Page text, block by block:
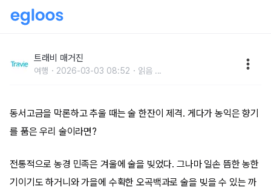
양조장 여행
트래비 매거진
여행 2026-03-03 08:52 읽음 ...
동서고금을 막론하고 추울 때는 술 한잔이 제격. 게다가 농익은 향기
를 품은 우리 술이라면?
전통적으로 농경 민족은 겨울에 술을 빚었다. 그나마 일손 뜸한 농한
기이기도 하거니와 가을에 수확한 오곡백과로 술을 빚을 수 있는 까